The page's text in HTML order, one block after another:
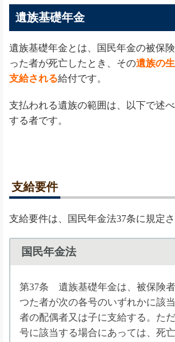
遺族基礎年金
遺族基礎年金とは、国民年金の被保
った者が死亡したとき、その遺族の
支給される給付です。
支払われる遺族の範囲は、以下で述
する者です。
支給要件
支給要件は、国民年金法37条に規定さ
国民年金法
第37条 遺族基礎年金は、被保険
つた者が次の各号のいずれかに該
者の配偶者又は子に支給する。た
号に該当する場合にあっては、死